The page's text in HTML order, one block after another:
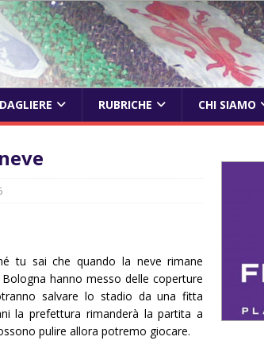
RUBRICHE CHI SIAMO
tu sai che quando la neve rimane
hanno messo delle coperture
salvare lo stadio da una fitta
la prefettura rimanderà la partita a
pulire allora potremo giocare.